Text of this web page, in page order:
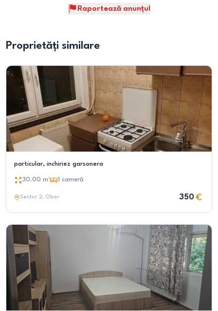
Raportează anunțul
Proprietăți similare
particular, inchiriez garsonera
30.00 m² 1 cameră
Sector 2, Obor 350